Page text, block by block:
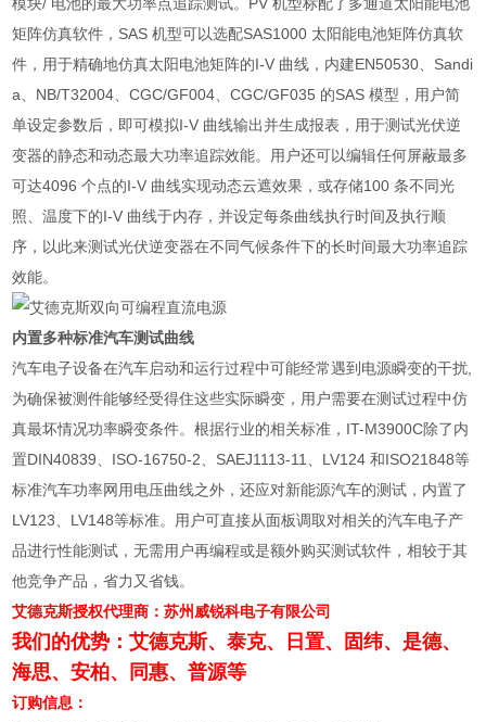
矩阵仿真软件， SAS机型可以选配SAS1000 太阳能电池矩阵仿真软
件，用于精确地仿真太阳电池矩阵的I-V 曲线，内建EN50530
Sandi
a
NB/T32004 、CGC/GF004 、CGC/GF035 的SAS模型，用户简
单设定参数后，即可模拟I-V 曲线输出并生成报表，用于测试光伏逆
变器的静态和动态最大功率追踪效能。用户还可以编辑任何屏蔽最多
可达4096个点的I-V 曲线实现动态云遮效果，或存储100条不同光
照、温度下的I-V 曲线于内存，并设定每条曲线执行时间及执行顺
序，以此来测试光伏逆变器在不同气候条件下的长时间最大功率追踪
效能。
内置多种标准汽车测试曲线
汽车电子设备在汽车启动和运行过程中可能经常遇到电源瞬变的干扰
为确保被测件能够经受得住这些实际瞬变，用户需要在测试过程中仿
真最坏情况功率瞬变条件。根据行业的相关标准， IT-M3900C除了内
置DIN40839 ISO-16750-2 SAEJ1113-11 LV124和ISO21848等
标准汽车功率网用电压曲线之外，还应对新能源汽车的测试，内置了
LV123
LV148等标准。用户可直接从面板调取对相关的汽车电子产
品进行性能测试，无需用户再编程或是额外购买测试软件，相较于其
他竞争产品，省力又省钱。
艾德克斯授权代理商：苏州威锐科电子有限公司
我们的优势：艾德克斯、泰克、日置、固纬、是德、
海思、安柏、同惠、普源等
订购信息：